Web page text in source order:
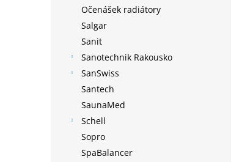
Očenášek radiátory
Salgar
Sanit
Sanotechnik Rakousko
SanSwiss
Santech
SaunaMed
Schell
Sopro
SpaBalancer